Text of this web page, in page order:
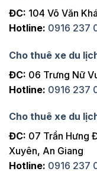
ĐC: 104 Võ Văn
Hotline: 0916 237
Cho thuê xe du
ĐC: 06 Trưng Nữ
Hotline: 0916 237
Cho thuê xe du
ĐC: 07 Trần Hưng
Xuyên, An Giang
Hotline: 0916 237